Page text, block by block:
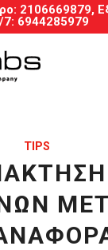
2106669879,
7: 6944285979
TIPS